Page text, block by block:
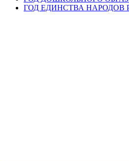
ГОД ЕДИНСТВА НАРОДОВ